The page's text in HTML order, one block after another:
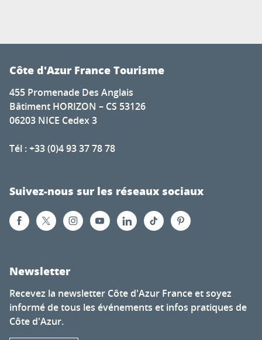
Côte d'Azur France Tourisme
455 Promenade Des Anglais
Bâtiment HORIZON – CS 53126
06203 NICE Cedex 3
Tél : +33 (0)4 93 37 78 78
Suivez-nous sur les réseaux sociaux
Newsletter
Recevez la newsletter Côte d'Azur France et soyez
informé de tous les événements et infos pratiques de
Côte d'Azur.